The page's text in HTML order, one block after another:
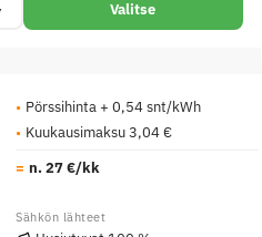
Valitse
Pörssihinta + 0,54 snt/kWh
Kuukausimaksu 3,04 €
n. 27 €/kk